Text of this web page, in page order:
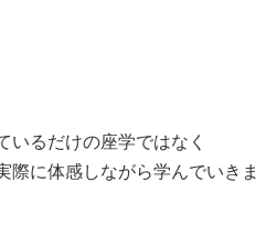
いるだけの座学ではなく
際に体感しながら学んでいきま